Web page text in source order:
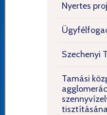
Nyertes
Szechenyi
Tamási